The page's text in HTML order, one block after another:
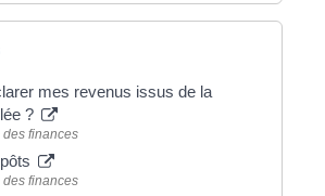
mes revenus issus de la
?
finances
finances